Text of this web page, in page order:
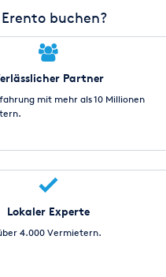
buchen?
Partner
mit mehr als 10 Millionen
Lokaler Experte
4.000 Vermietern.